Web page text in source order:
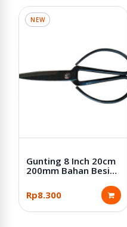
NEW
Gunting 8 Inch 20cm
200mm Bahan Besi
Rp8.300